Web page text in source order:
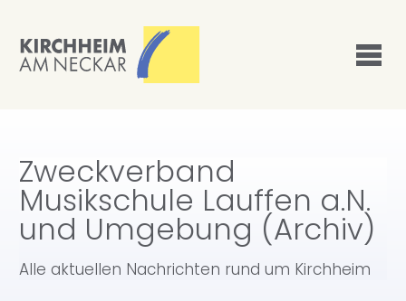
Zweckverband
Musikschule Lauffen a.N.
und Umgebung (Archiv)
Alle aktuellen Nachrichten rund um Kirchheim